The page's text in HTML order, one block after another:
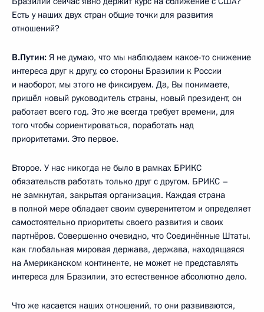
Есть у наших двух стран общие точки для развития
отношений?
В.Путин: Я не думаю, что мы наблюдаем какое-то снижение
интереса друг к другу, со стороны Бразилии к России
и наоборот, мы этого не фиксируем. Да, Вы понимаете,
пришёл новый руководитель страны, новый президент, он
работает всего год. Это же всегда требует времени, для
того чтобы сориентироваться, поработать над
приоритетами. Это первое.
Второе. У нас никогда не было в рамках БРИКС
обязательств работать только друг с другом. БРИКС –
не замкнутая, закрытая организация. Каждая страна
в полной мере обладает своим суверенитетом и определяет
самостоятельно приоритеты своего развития и своих
партнёров. Совершенно очевидно, что Соединённые Штаты,
как глобальная мировая держава, держава, находящаяся
на Американском континенте, не может не представлять
интереса для Бразилии, это естественное абсолютно дело.
Что же касается наших отношений, то они развиваются,